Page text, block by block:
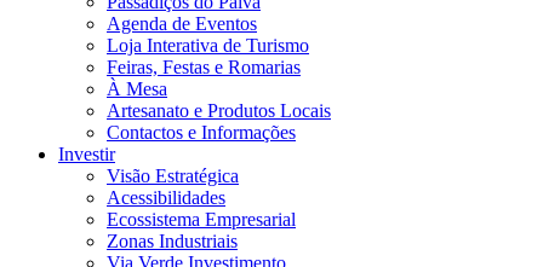
Agenda de Eventos
Loja Interativa de Turismo
Feiras, Festas e Romarias
À Mesa
Artesanato e Produtos Locais
Contactos e Informações
Investir
Visão Estratégica
Acessibilidades
Ecossistema Empresarial
Zonas Industriais